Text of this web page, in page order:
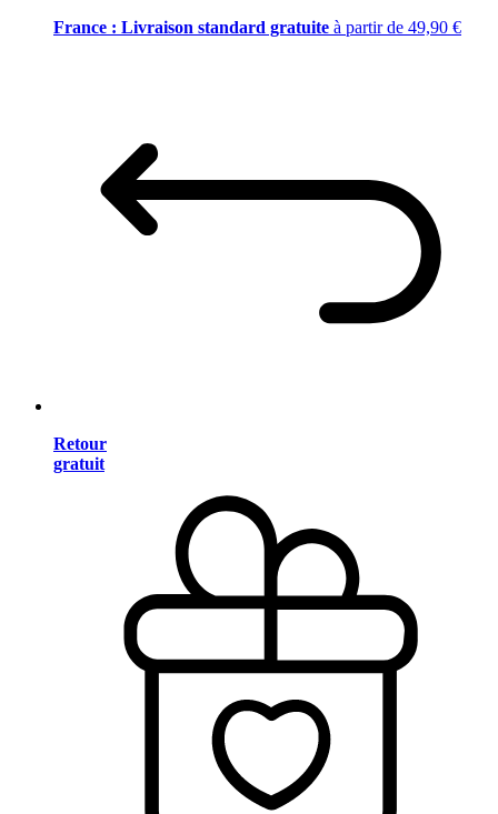
France : Livraison standard gratuite à partir de 49,90 €
Retour
gratuit